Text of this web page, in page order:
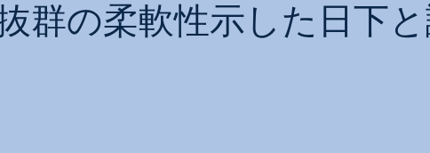
群の柔軟性示した日下